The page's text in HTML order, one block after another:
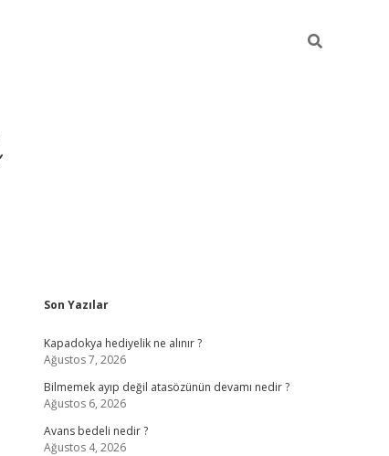
Sidebar
Son Yazılar
Kapadokya hediyelik ne alınır ?
Ağustos 7, 2026
Bilmemek ayıp değil atasözünün devamı nedir ?
Ağustos 6, 2026
Avans bedeli nedir ?
Ağustos 4, 2026